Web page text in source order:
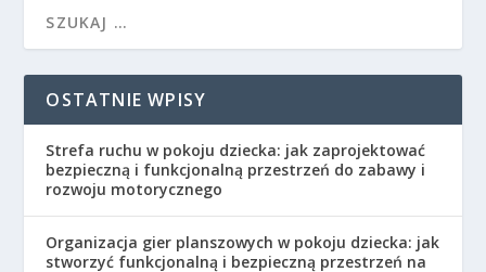
OSTATNIE WPISY
Strefa ruchu w pokoju dziecka: jak zaprojektować
bezpieczną i funkcjonalną przestrzeń do zabawy i
rozwoju motorycznego
Organizacja gier planszowych w pokoju dziecka: jak
stworzyć funkcjonalną i bezpieczną przestrzeń na